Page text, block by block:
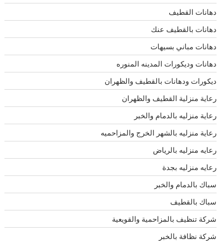
دهانات القطيف
دهانات بالقطيف عنك
دهانات مباني بسيهات
دهانات وديكورات المدينه المنوره
ديكورات ودهانات بالقطيف والظهران
رعاية منزلية القطيف والظهران
رعاية منزليه بالدمام والخبر
رعاية منزليه بالشهر الخرج والمزاحميه
رعايه منزليه بالرياض
رعايه منزليه بجدة
سباك بالدمام والخبر
سباك بالقطيف
شركة تنظيف بالمزاحمية والقويعية
شركة نظافة بالخبر